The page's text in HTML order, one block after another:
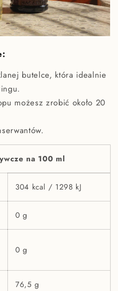
butelce, która idealnie
możesz zrobić około 20
na 100 ml
304 kcal / 1298 kJ
0 g
0 g
76,5 g